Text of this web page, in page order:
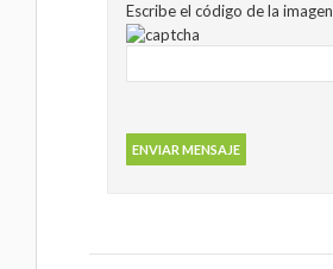
Escribe el código de la imagen